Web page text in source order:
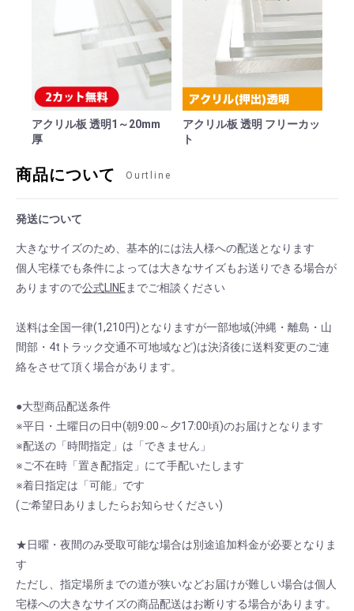
アクリル板 透明1～20mm
厚
アクリル板 透明 フリーカッ
ト
商品について Ourtline
発送について
大きなサイズのため、基本的には法人様への配送となります
個人宅様でも条件によっては大きなサイズもお送りできる場合が
ありますので公式LINE までご相談ください
送料は全国一律(1,210円)となりますが一部地域(沖縄・離島・山
間部・4tトラック交通不可地域など)は決済後に送料変更のご連
絡をさせて頂く場合があります。
●大型商品配送条件
※平日・土曜日の日中(朝9:00～夕17:00頃)のお届けとなります
※配送の「時間指定」は「できません」
※ご不在時「置き配指定」にて手配いたします
※着日指定は「可能」です
(ご希望日ありましたらお知らせください)
★日曜・夜間のみ受取可能な場合は別途追加料金が必要となりま
す
ただし、指定場所までの道が狭いなどお届けが難しい場合は個人
宅様への大きなサイズの商品配送はお断りする場合があります。